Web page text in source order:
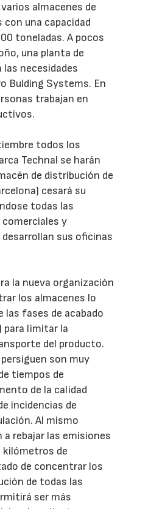
almacenes de
una capacidad
toneladas. A pocos
una planta de
necesidades
Bulding Systems. En
trabajan en
todos los
Technal se harán
de distribución de
cesará su
todas las
y
sus oficinas
la nueva organización
los almacenes lo
las fases de acabado
para limitar la
del producto.
son muy
tiempos de
de la calidad
incidencias de
Al mismo
rebajar las emisiones
kilómetros de
de concentrar los
de todas las
ser más